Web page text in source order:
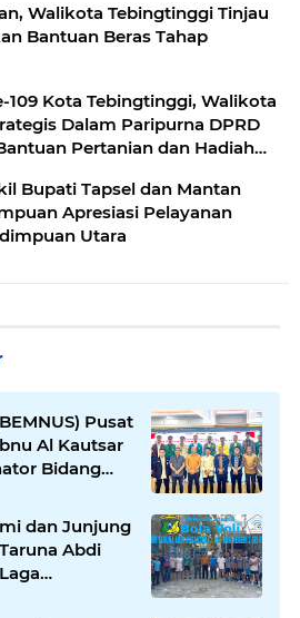
Walikota Tebingtinggi Tinjau
Bantuan Beras Tahap
109 Kota Tebingtinggi, Walikota
Dalam Paripurna DPRD
Pertanian dan Hadiah
Bupati Tapsel dan Mantan
Apresiasi Pelayanan
Utara
Pusat
Al Kautsar
Bidang
Periode
dan Junjung
Abdi
Voli Putra